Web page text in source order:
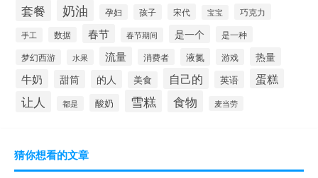
套餐 奶油 孕妇 孩子 宋代 宝宝 巧克力
手工 数据 春节 春节期间 是一个 是一种
梦幻西游 水果 流量 消费者 液氮 游戏 热量
牛奶 甜筒 的人 美食 自己的 英语 蛋糕
让人 都是 酸奶 雪糕 食物 麦当劳
猜你想看的文章